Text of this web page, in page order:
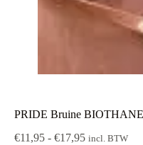
PRIDE Bruine
€11,95 - €17,95Prijsklasse:
incl. BTW